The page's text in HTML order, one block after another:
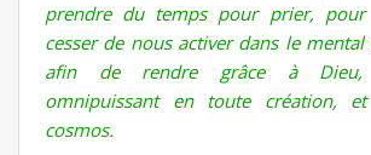
prendre du temps pour prier,
cesser de nous activer dans le
afin de rendre grâce à Dieu,
omnipuissant en toute création,
cosmos.